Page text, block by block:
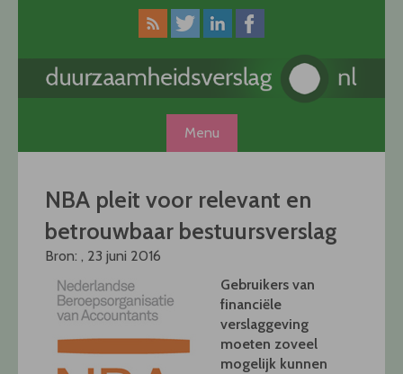
Menu
NBA pleit voor relevant en
betrouwbaar bestuursverslag
Bron: , 23 juni 2016
Gebruikers van
financiële
verslaggeving
moeten zoveel
mogelijk kunnen